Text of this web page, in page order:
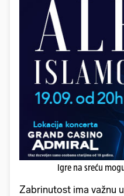
Igre na sreću
Zabrinutost ima važnu